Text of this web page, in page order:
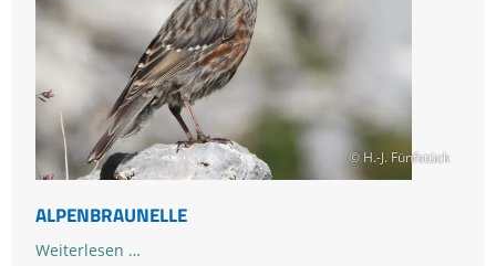
© H.-J. Fünfstück
ALPENBRAUNELLE
Weiterlesen …Alpenbraunelle